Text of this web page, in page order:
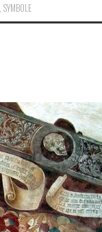
,SYMBOLE